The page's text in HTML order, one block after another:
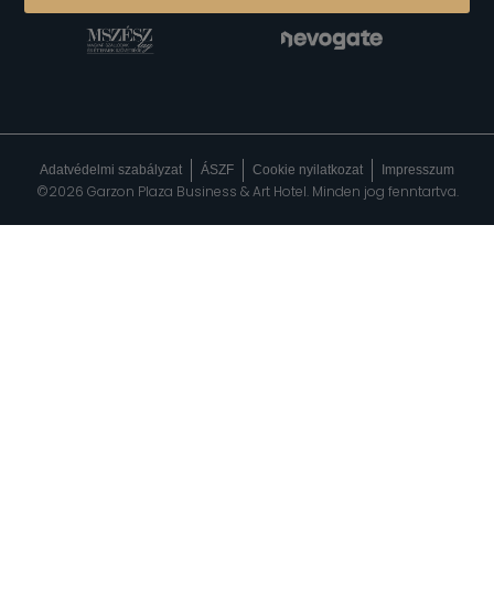
©2026 Garzon Plaza Business & Art Hotel. Minden jog fenntartva.
Adatvédelmi szabályzat ÁSZF Cookie nyilatkozat Impresszum